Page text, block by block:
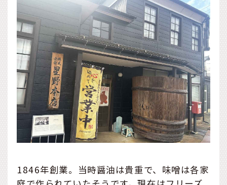
1846年創業。当時醤油は貴重で、味噌は各家